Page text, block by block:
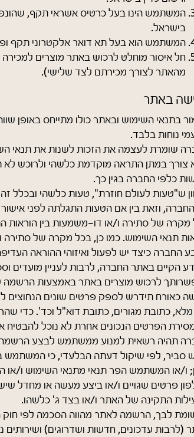
המשתמש הינו בעל כרטיס אשראי תקף,
בישראל.
המשתמש הוא בעל תא דואר אלקטרוני תקף
חל איסור מוחלט לרכוש באתר מוצרים למכירה
מהאתר לצורך מכירתם לצד שלישי).
באתר
בתנאי השימוש ובאתר כולו מתייחס באופן
נוחות בלבד.
שומרת לעצמה את הזכות לשנות את תנאי
צורך במתן התראה מוקדמת כלשהי ולרוכש לא
כלפי החברה בגין כך.
ש"טעות לעולם חוזרת", טעות כלשהי ובכלל
וזאת בין אם הטעות התגלתה לפני
של סתירה ו/או דו-משמעות בין הוראות
תנאי השימוש. כמו כן, בכל מקרה של סתירה
החברה כיצד יש לפעול ואיזוהי ההוראה
הקיים באתר החברה, לרבות לעניין מועדים
לרכוש מוצרים באתר באמצעות
כאורח תידרש לספק פרטים שונים
כתובת מגורים, כתובת דוא"ל וכד'. כדי
הפרטים הנכונים אחרת לא נוכל להבטיח
תהיה רשאית למנוע ממשתמש לבצע הרשמה
סביר, לפי שיקול דעתה הבלעדי, כי המשתמש
ו/או המשתמש הפר תנאי מתנאי השימוש ו/
פרטים שגויים ו/או ביצע מעשה או מחדל
התקינה של האתר ו/או בצד ג' כלשהו.
לבך, הרשמה לאתר מהווה הסכמה לפי חוק
(לרבות עדכונים, חדשות ושדרוגים) ושירותים